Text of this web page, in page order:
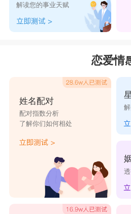
真心实意得夸奖他还是虚情
些话听起来顺耳的事自然就
对，动不动就开始辩驳，
难，也没那么愿意跟你聊下去
处女男：适当谈谈工作
处女座男生是一个具有
他们能够通过别人的一举一
实，他们其实很欣赏工作做
看来，女生漂亮好看是一方
精神的，还是她们自己的事
的女生，相信对待生活的态
解读您的事业天赋
恋爱情
姓名配对
配对指数分析
了解你们如何相处